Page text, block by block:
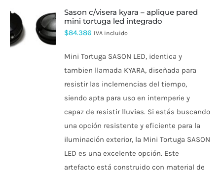
sason c/visera kyara – aplique pared
mini tortuga led integrado
$84.386 IVA incluido
Mini Tortuga SASON LED, identica y
tambien llamada KYARA, diseñada para
resistir las inclemencias del tiempo,
siendo apta para uso en intemperie y
capaz de resistir lluvias. Si estás buscando
una opción resistente y eficiente para la
iluminación exterior, la Mini Tortuga SASON
LED es una excelente opción. Este
artefacto está construido con material de